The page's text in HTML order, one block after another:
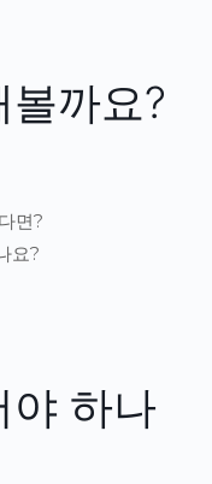
까요?
면?
요?
야 하나